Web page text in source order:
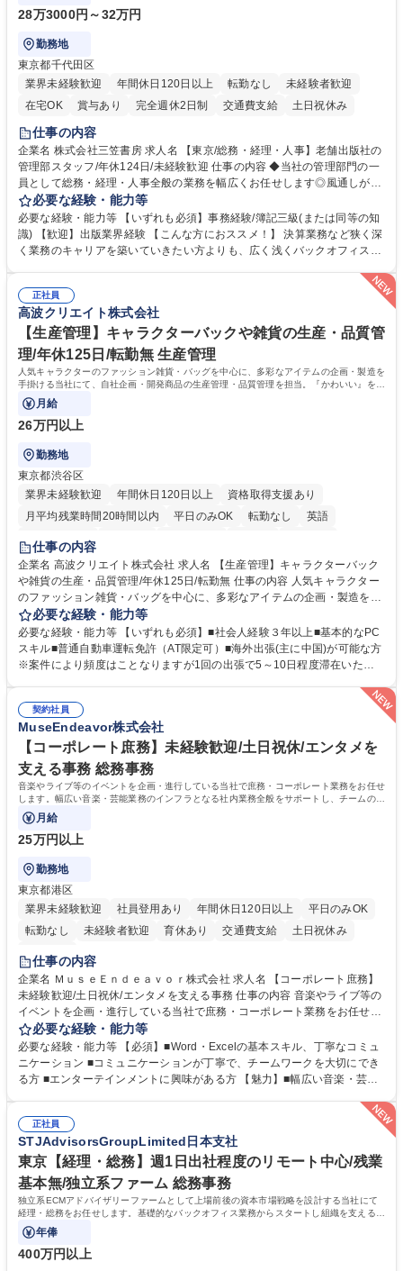
28万3000円～32万円
勤務地
東京都千代田区
業界未経験歓迎
年間休日120日以上 転勤なし
未経験者歓迎
在宅OK
賞与あり 完全週休2日制 交通費支給 土日祝休み
仕事の内容
企業名 株式会社三笠書房 求人名 【東京/総務・経理・人事】老舗出版社の
管理部スタッフ/年休124日/未経験歓迎 仕事の内容 ◆当社の管理部門の一
員として総務・経理・人事全般の業務を幅広くお任せします◎風通しが良
く、社員一人ひとりの意思を尊重する社風です。気軽に相談し合える環境
で幅広いバックオフィス業務を習得いただきます。 具体的には■総務：備
品補充、採用に関するスケジュール調整など■経理；経費精算、入出金管
理、提示支払業務、問い合わせ対応など。 社員とのコミュニケーションを
は幅広い業務に携わり、意見やアイデアなど積極的に発信しやすい環境で
す。 募集職種 【東京/総務・経理・人事】老舗出版社の管理部スタッフ/年
休124日/未経験歓迎
必要な経験・能力等
必要な経験・能力等 【いずれも必須】事務経験/簿記三級(または同等の知
識) 【歓迎】出版業界経験 【こんな方におススメ！】 決算業務など狭く深
く業務のキャリアを築いていきたい方よりも、広く浅くバックオフィスの
正社員
高波クリエイト株式会社
【生産管理】キャラクターバックや雑貨の生産・品質管
理/年休125日/転勤無 生産管理
人気キャラクターのファッション雑貨・バッグを中心に、多彩なアイテムの企画・製造を
手掛ける当社にて、自社企画・開発商品の生産管理・品質管理を担当。『かわいい』を届
けるやりがいのあるポジションです。
月給
26万円以上
勤務地
東京都渋谷区
業界未経験歓迎
年間休日120日以上
資格取得支援あり
月平均残業時間20時間以内
平日のみOK 転勤なし
英語
住宅手当あり
完全週休2日制
交通費支給 駅近5分以内 中国語 土日祝休み
仕事の内容
企業名 高波クリエイト株式会社 求人名 【生産管理】キャラクターバック
や雑貨の生産・品質管理/年休125日/転勤無 仕事の内容 人気キャラクター
のファッション雑貨・バッグを中心に、多彩なアイテムの企画・製造を手
掛ける当社にて、自社企画・開発商品の生産管理・品質管理を担当。『か
わいい』を届けるやりがいのあるポジションです。 有名ブランドやキャラ
クターライセンスを活用した商品の企画・開発・販売を行っています。企
画段階から納品まで、商品の製造に関わる全てのプロセスにおいて、生産
場へ見積依頼・価格交渉、サンプルの品質確認や検査の手配、ライセンス
元様とのやり取り、輸入関連の書類の管理、国内倉庫での品質チェック、
工場開拓などがございます。 募集職種 【生産管理】キャラクターバック
や雑貨の生産・品質管理/年休125日/転勤無
必要な経験・能力等
必要な経験・能力等 【いずれも必須】■社会人経験３年以上■基本的なPC
スキル■普通自動車運転免許（AT限定可）■海外出張(主に中国)が可能な方
※案件により頻度はことなりますが1回の出張で5～10日程度滞在いただ
め、『コツコツと実直に取り組める方』 ・工場やライセンス元を含む社内
外関係者と友好なコミュニケーションが取れる方 ※折衝は営業担当がメイ
ンで行います。 学歴・資格 学歴：大学院 大学 高専 短大 専修学校 高校 語
学力： 資格：
契約社員
MuseEndeavor株式会社
【コーポレート庶務】未経験歓迎/土日祝休/エンタメを
支える事務 総務事務
音楽やライブ等のイベントを企画・進行している当社で庶務・コーポレート業務をお任せ
します。幅広い音楽・芸能業務のインフラとなる社内業務全般をサポートし、チームの円
滑な運営を支えていただきます。
月給
25万円以上
勤務地
東京都港区
業界未経験歓迎
社員登用あり 年間休日120日以上
平日のみOK
転勤なし
未経験者歓迎 育休あり 交通費支給
土日祝休み
服装自由
仕事の内容
企業名 ＭｕｓｅＥｎｄｅａｖｏｒ株式会社 求人名 【コーポレート庶務】
未経験歓迎/土日祝休/エンタメを支える事務 仕事の内容 音楽やライブ等の
イベントを企画・進行している当社で庶務・コーポレート業務をお任せし
ます。幅広い音楽・芸能業務のインフラとなる社内業務全般をサポート
し、チームの円滑な運営を支えていただきます。 ■社内の庶務・一般事務
全般、書類整理、備品管理・発注 ■郵便物の仕分け、来客・電話対応、社
内環境の維持サポート ■経理や人事/採用の外注事業者とのやりとり・プロ
く 進行管理能力や調整力など、市場価値の高いキャリアアップが可能で
す。 ※業務の変更範囲：会社の定める業務※ 募集職種 【コーポレート庶
務】未経験歓迎/土日祝休/エンタメを支える事務
必要な経験・能力等
必要な経験・能力等 【必須】■Word・Excelの基本スキル、丁寧なコミュ
ニケーション ■コミュニケーションが丁寧で、チームワークを大切にでき
る方 ■エンターテインメントに興味がある方 【魅力】■幅広い音楽・芸能
体感しながら、社会貢献性の高い業務に携わることができます。■単なる
ルーティンワークに留まらず、外注事業者との連携や業務プロセスの推進
など、自らの裁量で組織の仕組みづくりに関われるやりがいがあります。
■土日祝休みで、プライベートと両立しながら専門スキルを磨ける環境で
す。 学歴・資格 学歴：大学院 大学 高専 短大 専修学校 高校 語学力： 資
格：
正社員
STJAdvisorsGroupLimited日本支社
東京【経理・総務】週1日出社程度のリモート中心/残業
基本無/独立系ファーム 総務事務
独立系ECMアドバイザリーファームとして上場前後の資本市場戦略を設計する当社にて
経理・総務をお任せします。基礎的なバックオフィス業務からスタートし組織を支える専
任担当として広く活躍できる環境です。
年俸
400万円以上